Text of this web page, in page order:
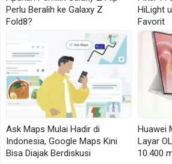
G81. Untuk memori, HONOR X5c
RAM 4GB dan penyimpanan
HONOR juga mencantumkan
yang membuat RAM 4GB dapat
virtual menjadi setara 8GB. Klaim
aman dibaca sebagai fitur
sistem, bukan jaminan performa
aplikasi.
Perlu Beralih ke Galaxy Z
Fold8?
HiLight
Favorit
Ask Maps Mulai Hadir di
Indonesia, Google Maps Kini
Bisa Diajak Berdiskusi
Huawei
Layar
10.400